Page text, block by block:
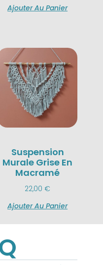
Ajouter Au Panier
Suspension
Murale Grise En
Macramé
22,00€
Ajouter Au Panier